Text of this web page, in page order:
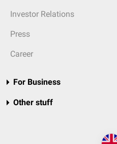
Investor Relations
Press
Career
For Business
Other stuff